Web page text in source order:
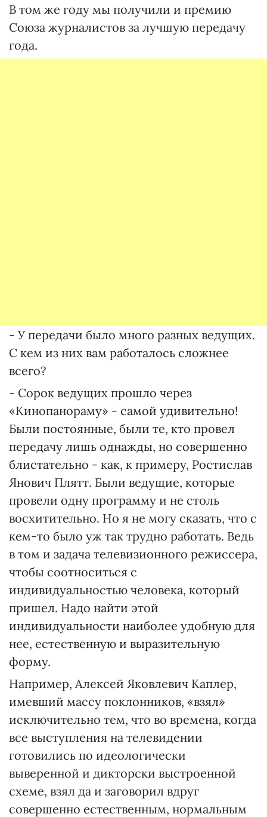
В том же году мы получили и премию
Союза журналистов за лучшую передачу
года.
- У передачи было много разных ведущих.
С кем из них вам работалось сложнее
всего?
- Сорок ведущих прошло через
«Кинопанораму» - самой удивительно!
Были постоянные, были те, кто провел
передачу лишь однажды, но совершенно
блистательно - как, к примеру, Ростислав
Янович Плятт. Были ведущие, которые
провели одну программу и не столь
восхитительно. Но я не могу сказать, что с
кем-то было уж так трудно работать. Ведь
в том и задача телевизионного режиссера,
чтобы соотноситься с
индивидуальностью человека, который
пришел. Надо найти этой
индивидуальности наиболее удобную для
нее, естественную и выразительную
форму.
Например, Алексей Яковлевич Каплер,
имевший массу поклонников, «взял»
исключительно тем, что во времена, когда
все выступления на телевидении
готовились по идеологически
выверенной и дикторски выстроенной
схеме, взял да и заговорил вдруг
совершенно естественным, нормальным